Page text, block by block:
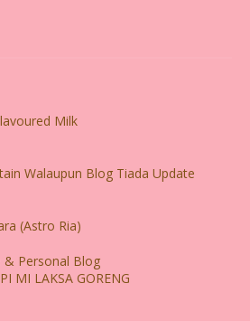
Milk
Walaupun Blog Tiada Update
(Astro Ria)
& Personal Blog
MI LAKSA GORENG